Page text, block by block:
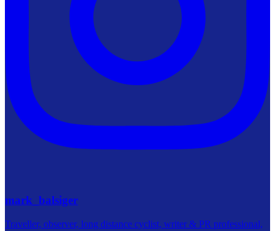
mark_balsiger
Traveller, observer, long distance cyclist, writer & PR professional,